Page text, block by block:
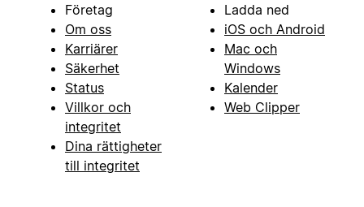
Företag
Om oss
Karriärer
Säkerhet
Status
Villkor och
integritet
Dina rättigheter
till integritet
Ladda ned
iOS och Android
Mac och
Windows
Kalender
Web Clipper